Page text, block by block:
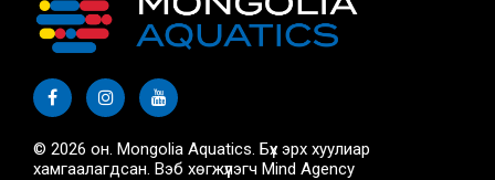
© 2026 он. Mongolia Aquatics. Бүх эрх хуулиар
хамгаалагдсан. Вэб хөгжүүлэгч Mind Agency